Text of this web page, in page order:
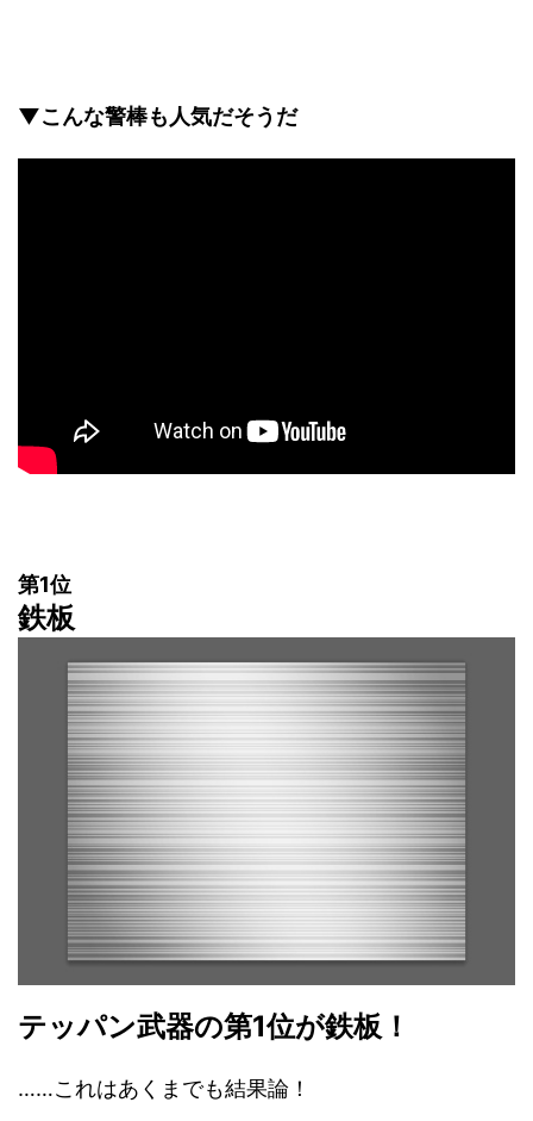
▼こんな警棒も人気だそうだ
第1位
鉄板
テッパン武器の第1位が鉄板！
……これはあくまでも結果論！